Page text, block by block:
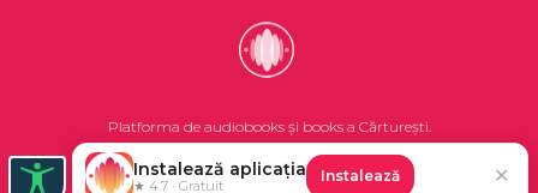
Platforma de audiobooks și books a Cărturești.
©2026 Nemo EPG SRL. Toate drepturile rezervate.
Instalează aplicația
★ 4.7 · Gratuit
Instalează ✕